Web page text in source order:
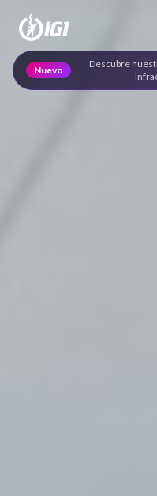
Nuevo
Descubre